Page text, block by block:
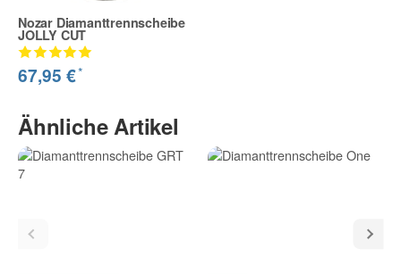
Nozar Diamanttrennscheibe
JOLLY CUT
67,95 €*
Ähnliche Artikel